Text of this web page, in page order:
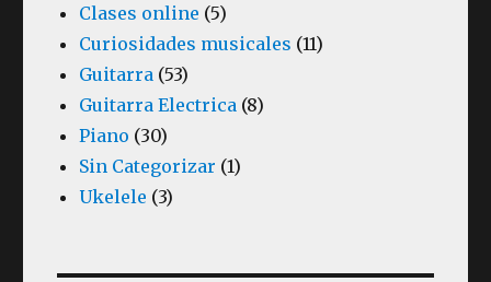
Clases online (5)
Curiosidades musicales (11)
Guitarra (53)
Guitarra Electrica (8)
Piano (30)
Sin Categorizar (1)
Ukelele (3)